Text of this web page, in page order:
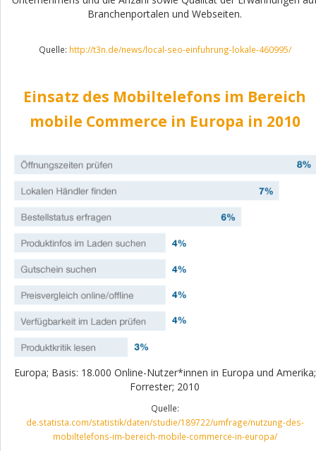
Branchenportalen und Webseiten.
Quelle: http://t3n.de/news/local-seo-einfuhrung-lokale-460995/
Einsatz des Mobiltelefons im Bereich
mobile Commerce in Europa in 2010
Europa; Basis: 18.000 Online-Nutzer*innen in Europa und Amerika;
Forrester; 2010
Quelle:
de.statista.com/statistik/daten/studie/189722/umfrage/nutzung-des-
mobiltelefons-im-bereich-mobile-commerce-in-europa/